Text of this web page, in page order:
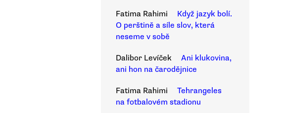
Fatima Rahimi
Když jazyk bolí.
O perštině a síle slov, která
neseme v sobě
Dalibor Levíček
Ani klukovina,
ani hon na čarodějnice
Fatima Rahimi
Tehrangeles
na fotbalovém stadionu